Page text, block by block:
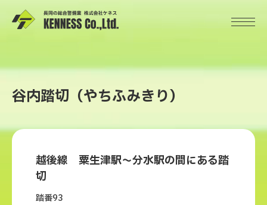
谷内踏切（やちふみきり）
越後線 粟生津駅～分水駅の間にある踏
切
踏番93